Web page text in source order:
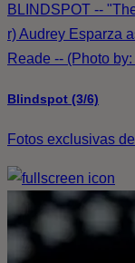
BLINDSPOT --
r) Audrey Esparza
Reade -- (Photo
Blindspot (3/6)
Fotos exclusivas